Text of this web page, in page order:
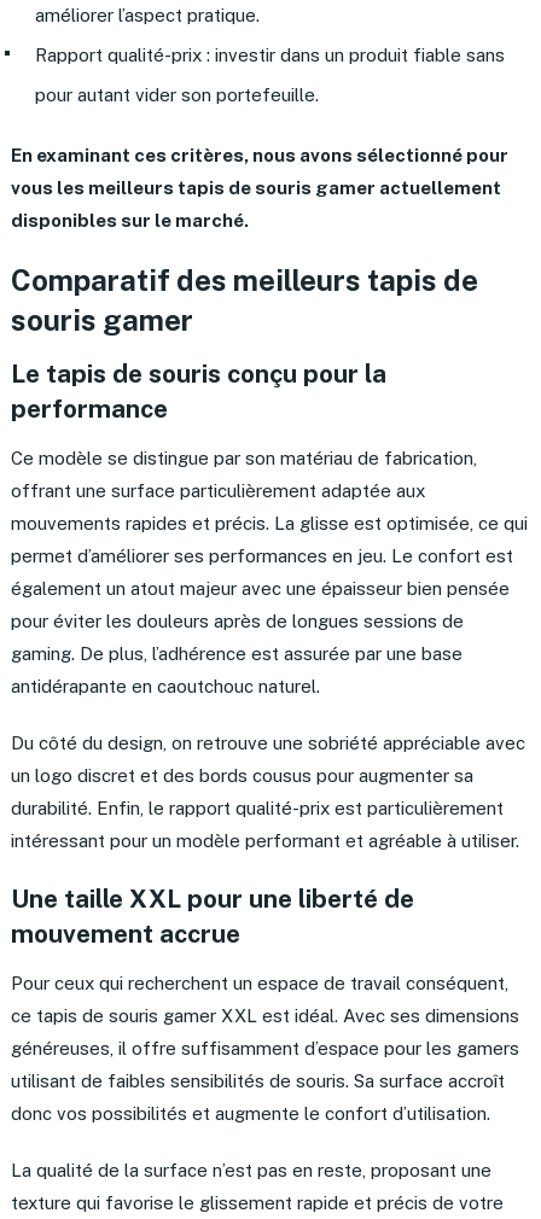
améliorer l’aspect pratique.
Rapport qualité-prix : investir dans un produit fiable sans
pour autant vider son portefeuille.
En examinant ces critères, nous avons sélectionné pour
vous les meilleurs tapis de souris gamer actuellement
disponibles sur le marché.
Comparatif des meilleurs tapis de
souris gamer
Le tapis de souris conçu pour la
performance
Ce modèle se distingue par son matériau de fabrication,
offrant une surface particulièrement adaptée aux
mouvements rapides et précis. La glisse est optimisée, ce qui
permet d’améliorer ses performances en jeu. Le confort est
également un atout majeur avec une épaisseur bien pensée
pour éviter les douleurs après de longues sessions de
gaming. De plus, l’adhérence est assurée par une base
antidérapante en caoutchouc naturel.
Du côté du design, on retrouve une sobriété appréciable avec
un logo discret et des bords cousus pour augmenter sa
durabilité. Enfin, le rapport qualité-prix est particulièrement
intéressant pour un modèle performant et agréable à utiliser.
Une taille XXL pour une liberté de
mouvement accrue
Pour ceux qui recherchent un espace de travail conséquent,
ce tapis de souris gamer XXL est idéal. Avec ses dimensions
généreuses, il offre suffisamment d’espace pour les gamers
utilisant de faibles sensibilités de souris. Sa surface accroît
donc vos possibilités et augmente le confort d’utilisation.
La qualité de la surface n’est pas en reste, proposant une
texture qui favorise le glissement rapide et précis de votre